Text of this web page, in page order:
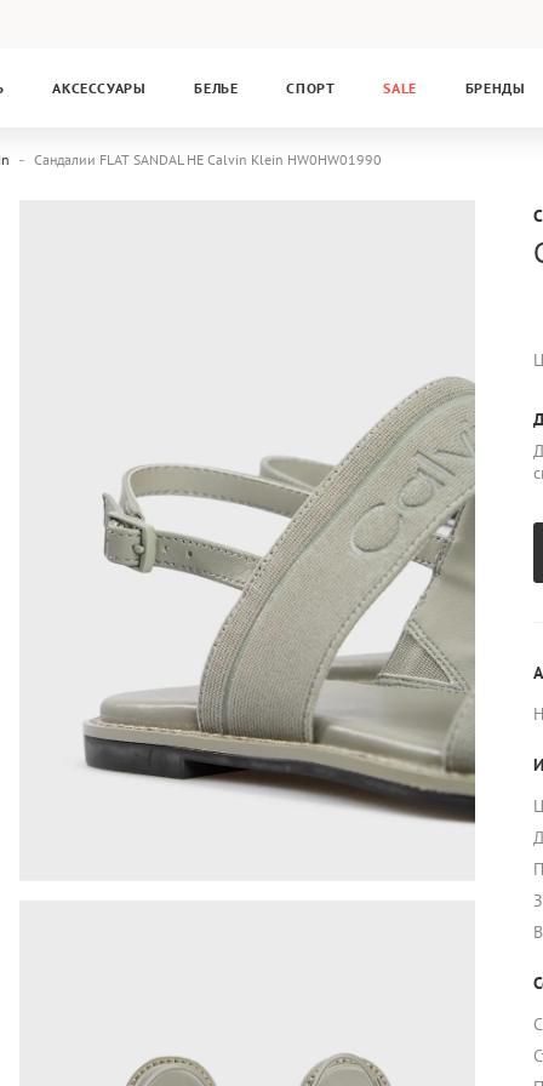
АКСЕССУАРЫ БЕЛЬЕ СПОРТ SALE БРЕНДЫ
Сандалии FLAT SANDAL HE Calvin Klein HW0HW01990